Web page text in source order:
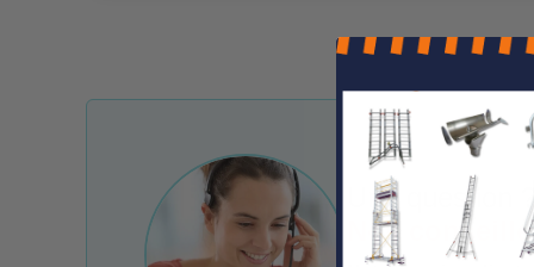
Une question
Nos